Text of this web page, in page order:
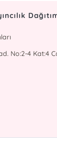
No:2-4 Kat:4